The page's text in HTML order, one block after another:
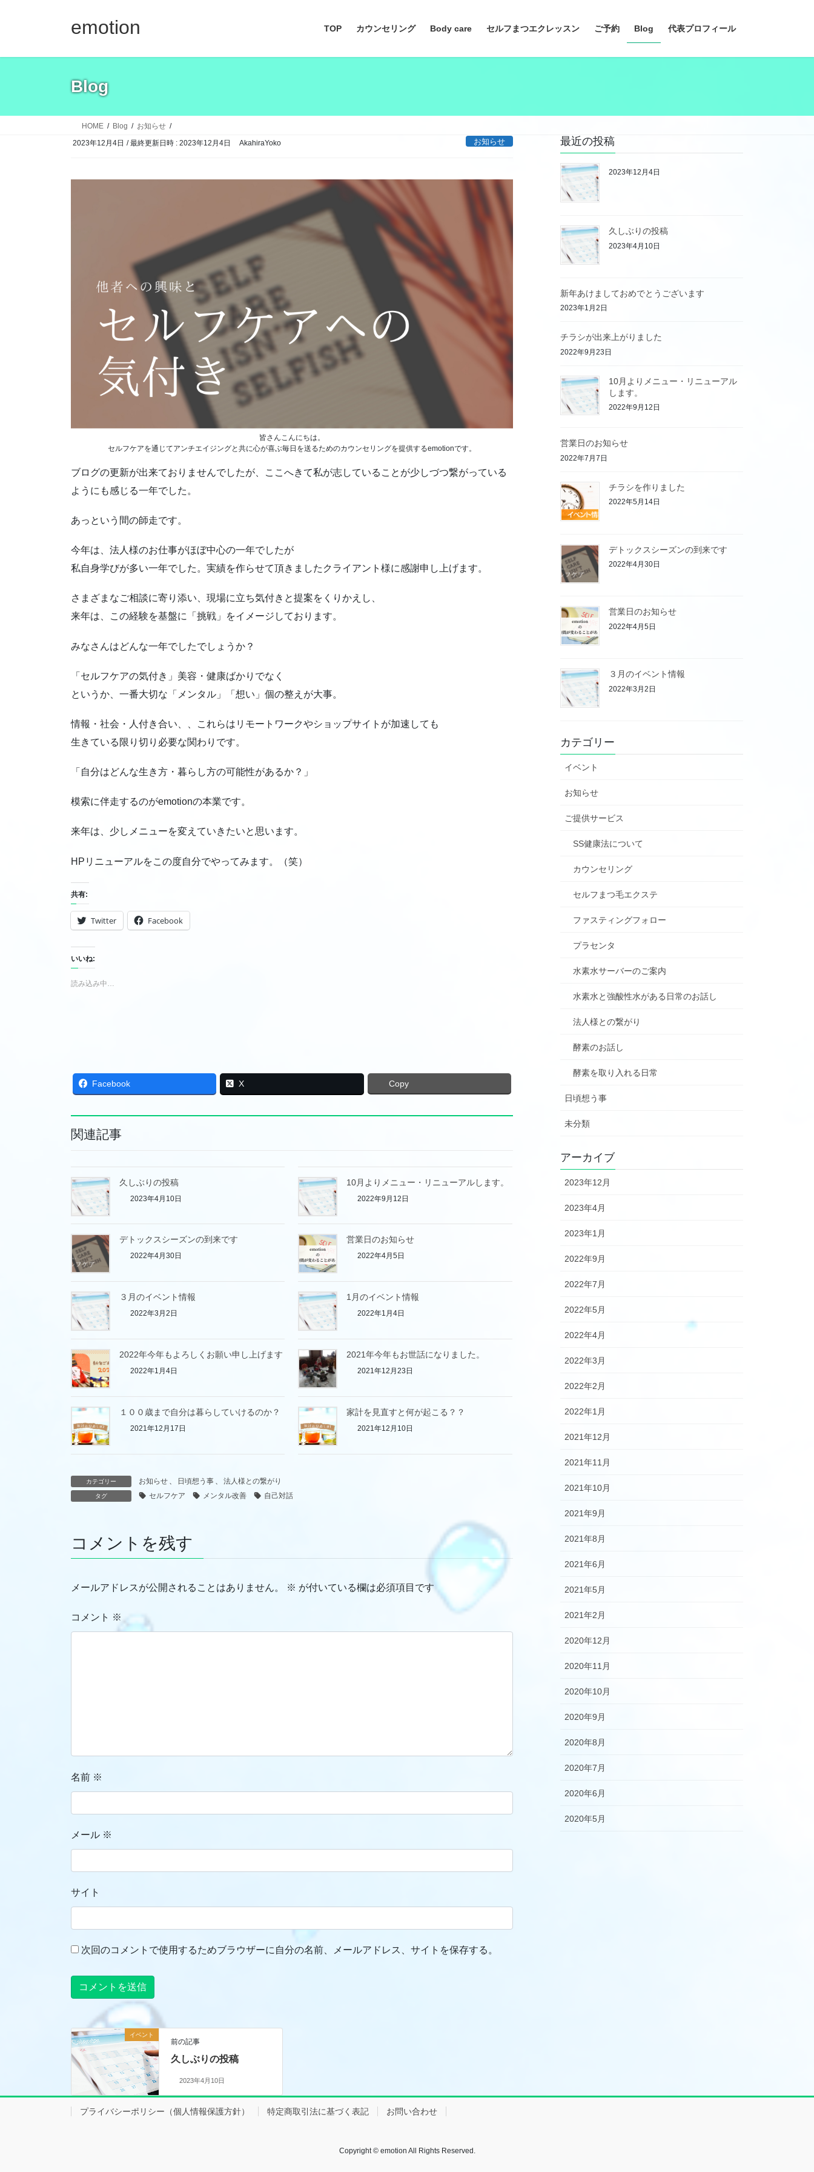
emotion TOP カウンセリング Body care セルフまつエクレッスン ご予約 Blog 代表プロフィール
Blog
HOME Blog
お知らせ
2023年12月4日 / 最終更新日時 : 2023年12月4日 AkahiraYoko お知らせ
皆さんこんにちは。
セルフケアを通じてアンチエイジングと共に心が喜ぶ毎日を送るためのカウンセリングを提供するemotionです。
ブログの更新が出来ておりませんでしたが、ここへきて私が志していることが少しづつ繋がっている
ようにも感じる一年でした。
あっという間の師走です。
今年は、法人様のお仕事がほぼ中心の一年でしたが
私自身学びが多い一年でした。実績を作らせて頂きましたクライアント様に感謝申し上げます。
さまざまなご相談に寄り添い、現場に立ち気付きと提案をくりかえし、
来年は、この経験を基盤に「挑戦」をイメージしております。
みなさんはどんな一年でしたでしょうか？
「セルフケアの気付き」美容・健康ばかりでなく
というか、一番大切な「メンタル」「想い」個の整えが大事。
情報・社会・人付き合い、、これらはリモートワークやショップサイトが加速しても
生きている限り切り必要な関わりです。
「自分はどんな生き方・暮らし方の可能性があるか？」
模索に伴走するのがemotionの本業です。
来年は、少しメニューを変えていきたいと思います。
HPリニューアルをこの度自分でやってみます。（笑）
共有:
Twitter Facebook
いいね:
読み込み中…
Facebook X Copy
関連記事
久しぶりの投稿
2023年4月10日
10月よりメニュー・リニューアルします。
2022年9月12日
デトックスシーズンの到来です
2022年4月30日
営業日のお知らせ
2022年4月5日
３月のイベント情報
2022年3月2日
1月のイベント情報
2022年1月4日
2022年今年もよろしくお願い申し上げます
2022年1月4日
2021年今年もお世話になりました。
2021年12月23日
１００歳まで自分は暮らしていけるのか？
2021年12月17日
家計を見直すと何が起こる？？
2021年12月10日
カテゴリー お知らせ 日頃想う事 法人様との繋がり
タグ セルフケア メンタル改善 自己対話
コメントを残す
メールアドレスが公開されることはありません。 ※ が付いている欄は必須項目です
コメント ※
名前 ※
メール ※
サイト
次回のコメントで使用するためブラウザーに自分の名前、メールアドレス、サイトを保存する。
イベント
前の記事
久しぶりの投稿
2023年4月10日
最近の投稿
2023年12月4日
久しぶりの投稿
2023年4月10日
新年あけましておめでとうございます
2023年1月2日
チラシが出来上がりました
2022年9月23日
10月よりメニュー・リニューアル
します。
2022年9月12日
営業日のお知らせ
2022年7月7日
チラシを作りました
2022年5月14日
デトックスシーズンの到来です
2022年4月30日
営業日のお知らせ
2022年4月5日
３月のイベント情報
2022年3月2日
カテゴリー
イベント
お知らせ
ご提供サービス
SS健康法について
カウンセリング
セルフまつ毛エクステ
ファスティングフォロー
プラセンタ
水素水サーバーのご案内
水素水と強酸性水がある日常のお話し
法人様との繋がり
酵素のお話し
酵素を取り入れる日常
日頃想う事
未分類
アーカイブ
2023年12月
2023年4月
2023年1月
2022年9月
2022年7月
2022年5月
2022年4月
2022年3月
2022年2月
2022年1月
2021年12月
2021年11月
2021年10月
2021年9月
2021年8月
2021年6月
2021年5月
2021年2月
2020年12月
2020年11月
2020年10月
2020年9月
2020年8月
2020年7月
2020年6月
2020年5月
プライバシーポリシー（個人情報保護方針） 特定商取引法に基づく表記 お問い合わせ
Copyright © emotion All Rights Reserved.